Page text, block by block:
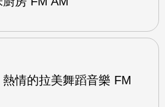
情的拉美舞蹈音樂 FM